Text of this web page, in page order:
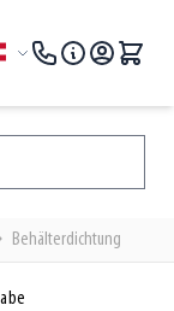
Behälterdichtung